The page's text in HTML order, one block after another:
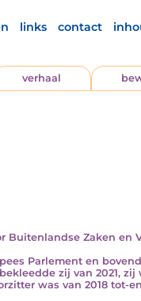
links contact
verhaal
Buitenlandse Zaken en
Parlement en
zij van 2021,
was van 2018 tot-